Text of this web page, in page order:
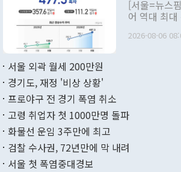
관 부처 장
관의 무리한
다. [정동영 통일부 장관이 지난달 23일 오후 서울 종로구 정부서울청사에
무너졌다고
함께 4자 대
[서울=뉴스
어 역대 최
료=한국은행] 한국은행이 6일 발표한 '2026년 6월 국제수지(잠정)'
며 월간 기
196.9% 급
수출은
2026-08-06
서울 외곽 월세 200만원
경기도, 재정 '비상 상황'
프로야구 전 경기 폭염 취소
고령 취업자 첫 1000만명 돌파
화물선 운임 3주만에 최고
검찰 수사권, 72년만에 막 내려
서울 첫 폭염중대경보